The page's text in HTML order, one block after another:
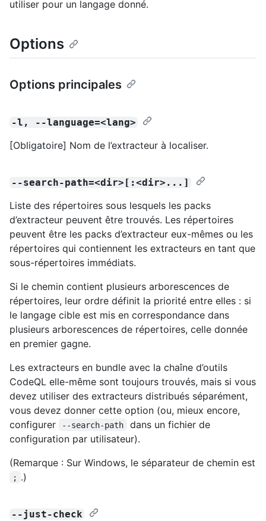
utiliser pour un langage donné.
Options
Options principales
-l, --language=<lang>
[Obligatoire] Nom de l’extracteur à localiser.
--search-path=<dir>[:<dir>...]
Liste des répertoires sous lesquels les packs
d’extracteur peuvent être trouvés. Les répertoires
peuvent être les packs d’extracteur eux-mêmes ou les
répertoires qui contiennent les extracteurs en tant que
sous-répertoires immédiats.
Si le chemin contient plusieurs arborescences de
répertoires, leur ordre définit la priorité entre elles : si
le langage cible est mis en correspondance dans
plusieurs arborescences de répertoires, celle donnée
en premier gagne.
Les extracteurs en bundle avec la chaîne d’outils
CodeQL elle-même sont toujours trouvés, mais si vous
devez utiliser des extracteurs distribués séparément,
vous devez donner cette option (ou, mieux encore,
configurer
--search-path
dans un fichier de
configuration par utilisateur).
(Remarque : Sur Windows, le séparateur de chemin est
; .)
--just-check